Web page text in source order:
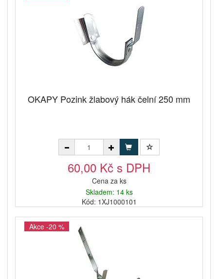
OKAPY Pozink žlabový hák čelní 250 mm
60,00 Kč s DPH
Cena za ks
Skladem: 14 ks
Kód: 1XJ1000101
Akce -20 %